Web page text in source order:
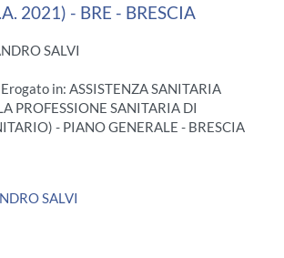
2021) - BRE - BRESCIA
SALVI
in: ASSISTENZA SANITARIA
PROFESSIONE SANITARIA DI
- PIANO GENERALE - BRESCIA
SALVI